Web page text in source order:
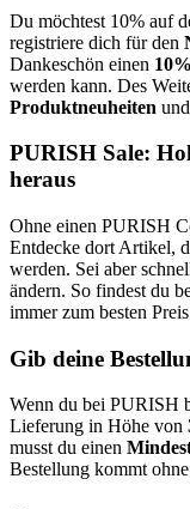
Du möchtest 10% auf
registriere dich für den
Dankeschön einen
werden kann. Des
Produktneuheiten
PURISH Sale:
heraus
Ohne einen PURISH
Entdecke dort Artikel,
werden. Sei aber
ändern. So findest du
immer zum besten
Gib deine
Wenn du bei PURISH
Lieferung in Höhe von
musst du einen
Bestellung kommt